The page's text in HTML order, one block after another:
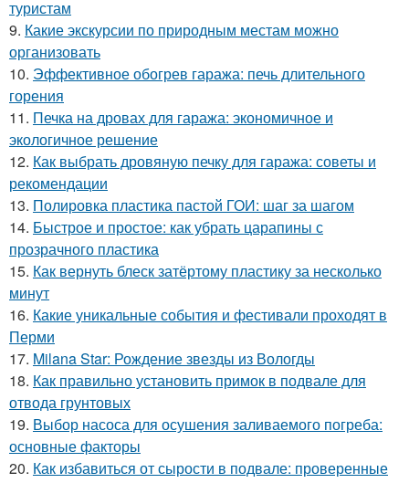
туристам
9. Какие экскурсии по природным местам можно
организовать
10. Эффективное обогрев гаража: печь длительного
горения
11. Печка на дровах для гаража: экономичное и
экологичное решение
12. Как выбрать дровяную печку для гаража: советы и
рекомендации
13. Полировка пластика пастой ГОИ: шаг за шагом
14. Быстрое и простое: как убрать царапины с
прозрачного пластика
15. Как вернуть блеск затёртому пластику за несколько
минут
16. Какие уникальные события и фестивали проходят в
Перми
17. Milana Star: Рождение звезды из Вологды
18. Как правильно установить примок в подвале для
отвода грунтовых
19. Выбор насоса для осушения заливаемого погреба:
основные факторы
20. Как избавиться от сырости в подвале: проверенные